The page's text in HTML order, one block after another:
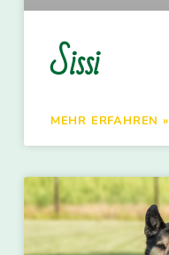
Sissi
MEHR ERFAHREN »